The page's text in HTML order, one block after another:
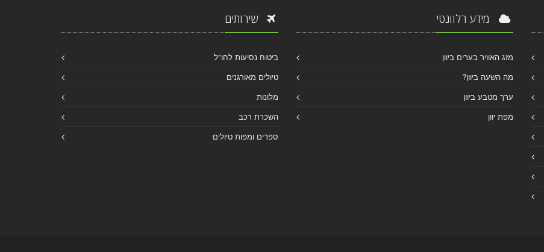
מידע רלוונטי
מזג האוויר בערים ביוון
מה השעה ביוון?
ערך מטבע ביוון
מפת יוון
שירותים
ביטוח נסיעות לחו"ל
טיולים מאורגנים
מלונות
השכרת רכב
ספרים ומפות טיולים